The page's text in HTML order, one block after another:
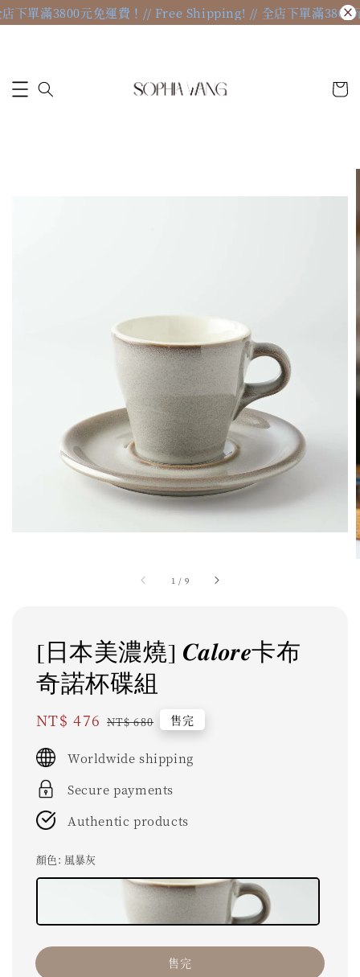
單滿3800元免運費！ // Free Shipping! // 全店下單滿3800元
1 / 9
[日本美濃燒] 𝑪𝒂𝒍𝒐𝒓𝒆卡布
奇諾杯碟組
Sale
NT$ 476 Regular
NT$ 680 售完
Worldwide shipping
Secure payments
Authentic products
顏色: 風暴灰
售完